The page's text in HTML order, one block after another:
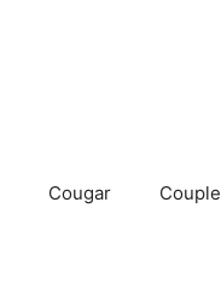
Cougar Couple